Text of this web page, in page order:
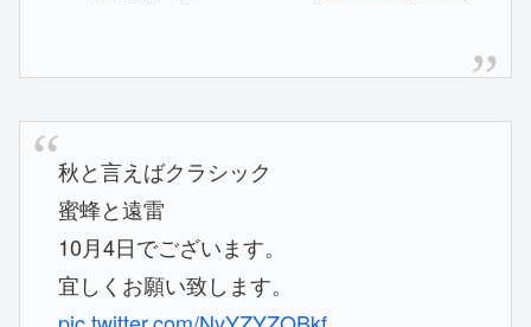
秋と言えばクラシック
蜜蜂と遠雷
10月4日でございます。
宜しくお願い致します。